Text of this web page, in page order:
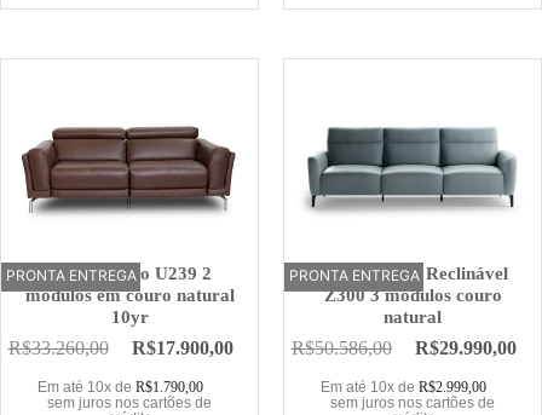
OFERTA
PRONTA ENTREGA
Sofá Elétrico U239 2
módulos em couro natural
10yr
R$33.260,00 R$17.900,00
Em até 10x de R$1.790,00
sem juros nos cartões de
OFERTA
PRONTA ENTREGA
Sofá Elétrico Reclinável
Z300 3 módulos couro
natural
R$50.586,00 R$29.990,00
Em até 10x de R$2.999,00
sem juros nos cartões de